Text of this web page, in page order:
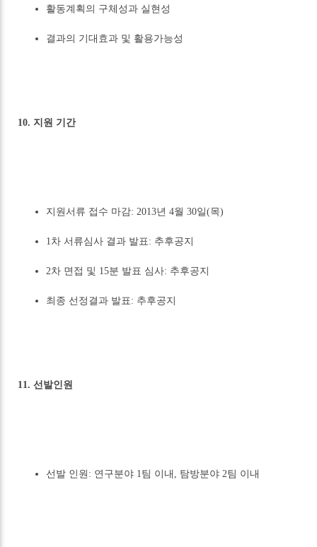
활동계획의 구체성과 실현성
결과의 기대효과 및 활용가능성
10. 지원 기간
지원서류 접수 마감: 2013년 4월 30일(목)
1차 서류심사 결과 발표: 추후공지
2차 면접 및 15분 발표 심사: 추후공지
최종 선정결과 발표: 추후공지
11. 선발인원
선발 인원: 연구분야 1팀 이내, 탐방분야 2팀 이내